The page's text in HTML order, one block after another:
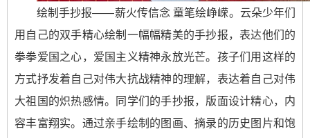
绘制手抄报——薪火传信念 童笔绘峥嵘。云朵少年们
用自己的双手精心绘制一幅幅精美的手抄报，表达他们的
拳拳爱国之心，爱国主义精神永放光芒。孩子们用这样的
方式抒发着自己对伟大抗战精神的理解，表达着自己对伟
大祖国的炽热感情。同学们的手抄报，版面设计精心，内
容丰富翔实。通过亲手绘制的图画、摘录的历史图片和饱